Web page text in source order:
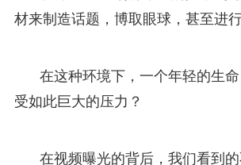
材来制造话题，博取眼球，甚至进行
在这种环境下，一个年轻的生
受如此巨大的压力？
在视频曝光的背后，我们看到